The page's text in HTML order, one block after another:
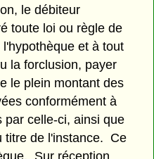
le débiteur
toute loi ou règle de
et à tout
la forclusion, payer
le plein montant des
conformément à
par celle-ci, ainsi que
titre de l'instance. Ce